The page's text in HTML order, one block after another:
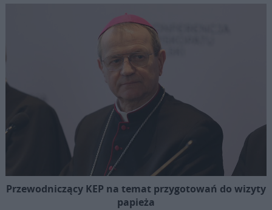
Przewodniczący KEP na temat przygotowań do wizyty
papieża